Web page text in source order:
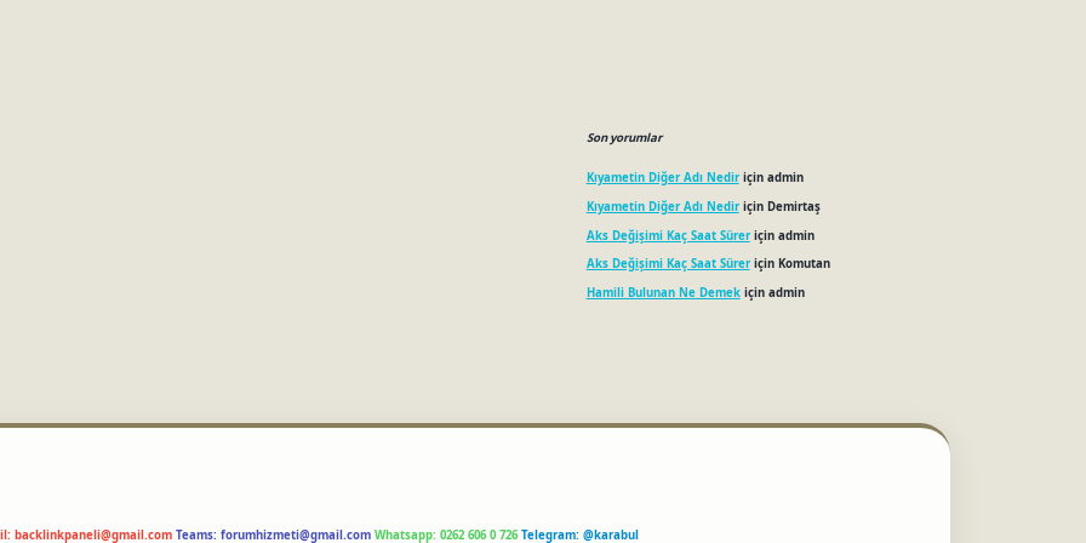
Son yorumlar
Kıyametin Diğer Adı Nediriçin admin
Kıyametin Diğer Adı Nediriçin Demirtaş
Aks Değişimi Kaç Saat Süreriçin admin
Aks Değişimi Kaç Saat Süreriçin Komutan
Hamili Bulunan Ne Demekiçin admin
backlinkpaneli@gmail.com Teams: forumhizmeti@gmail.com Whatsapp: 0262 606 0 726 Telegram: @karabul